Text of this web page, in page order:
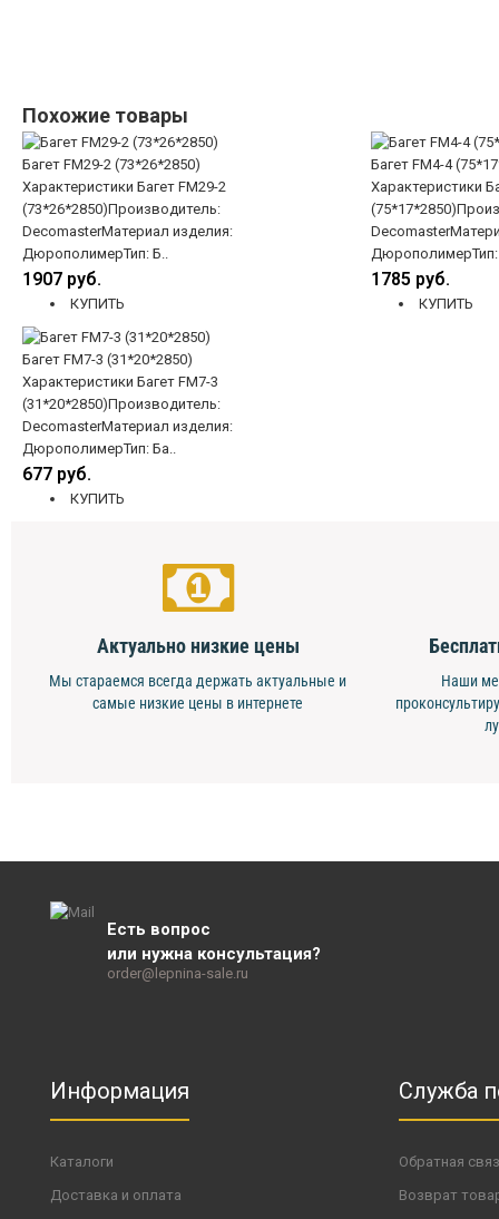
Похожие товары
Багет FM29-2 (73*26*2850)
Характеристики Багет FM29-2
(73*26*2850)Производитель:
DecomasterМатериал изделия:
ДюрополимерТип: Б..
1907 руб.
КУПИТЬ
Багет FM4-4
Характеристики
ДюрополимерТип:
1785 руб.
КУПИТЬ
Багет FM7-3 (31*20*2850)
Характеристики Багет FM7-3
(31*20*2850)Производитель:
DecomasterМатериал изделия:
ДюрополимерТип: Ба..
677 руб.
КУПИТЬ
Актуально низкие цены
Мы стараемся всегда держать актуальные и
самые низкие цены в интернете
Наши
Есть вопрос
или нужна консультация?
order@lepnina-sale.ru
Информация
Каталоги
Доставка и оплата
Служба
Обратная
Возврат